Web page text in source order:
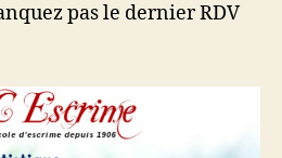
pas le dernier RDV